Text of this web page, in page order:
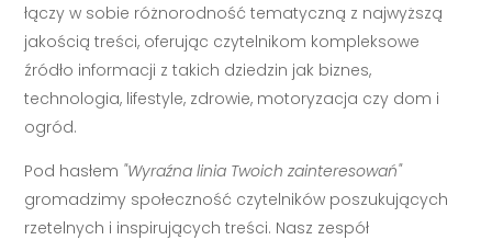
łączy w sobie różnorodność tematyczną z najwyższą
jakością treści, oferując czytelnikom kompleksowe
źródło informacji z takich dziedzin jak biznes,
technologia, lifestyle, zdrowie, motoryzacja czy dom i
ogród.
Pod hasłem "Wyraźna linia Twoich zainteresowań"
gromadzimy społeczność czytelników poszukujących
rzetelnych i inspirujących treści. Nasz zespół